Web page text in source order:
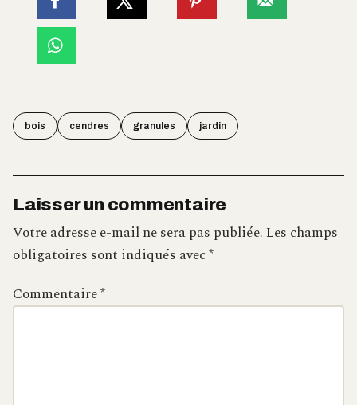
bois cendres granules jardin
Laisser un commentaire
Votre adresse e-mail ne sera pas publiée.Les champs
obligatoires sont indiqués avec*
Commentaire*